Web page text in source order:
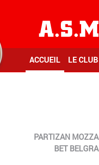
ACCUEIL LE CLUB
PARTIZAN
BET